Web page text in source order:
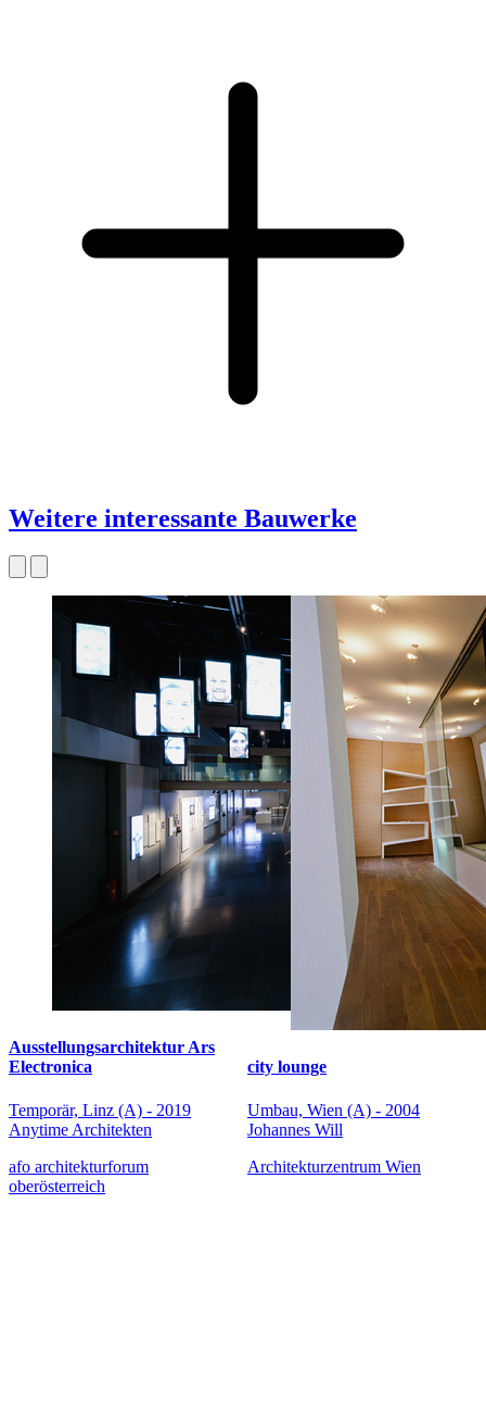
Weitere interessante Bauwerke
Ausstellungsarchitektur Ars
Electronica
Temporär, Linz (A) - 2019
Anytime Architekten
afo architekturforum
oberösterreich
city lounge
Umbau, Wien (A) - 2004
Johannes Will
Architekturzentrum Wien